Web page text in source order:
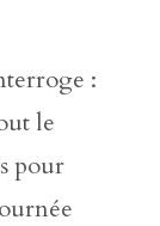
:
le
pour